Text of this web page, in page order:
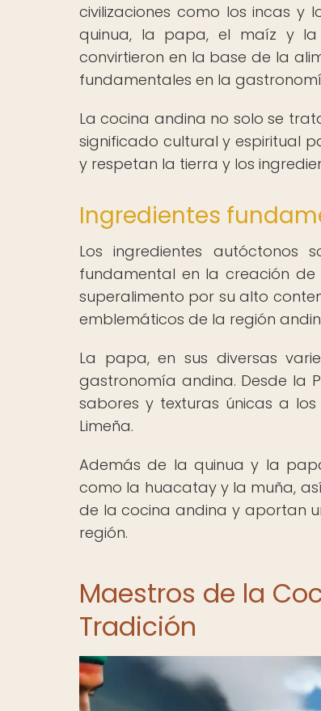
civilizaciones como los incas y
quinua, la papa, el maíz y la
convirtieron en la base de la
fundamentales en la
La cocina andina no solo se
significado cultural y espiritual
y respetan la tierra y los
Ingredientes
Los ingredientes
fundamental en la creación de
superalimento por su alto
emblemáticos de la región
La papa, en sus diversas
gastronomía andina. Desde la
sabores y texturas únicas a
Limeña.
Además de la quinua y la
como la huacatay y la muña,
de la cocina andina y aportan
región.
Maestros de la
Tradición